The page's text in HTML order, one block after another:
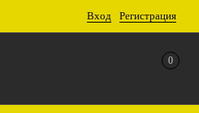
Вход Регистрация
0